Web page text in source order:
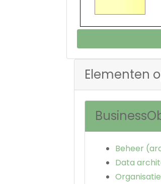
Elementen
Beheer
Data